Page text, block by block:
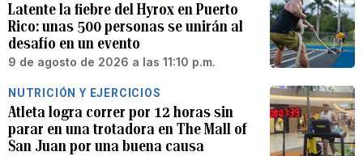
Latente la fiebre del Hyrox en Puerto
Rico: unas 500 personas se unirán al
desafío en un evento
9 de agosto de 2026 a las 11:10 p.m.
NUTRICIÓN Y EJERCICIOS
Atleta logra correr por 12 horas sin
parar en una trotadora en The Mall of
San Juan por una buena causa